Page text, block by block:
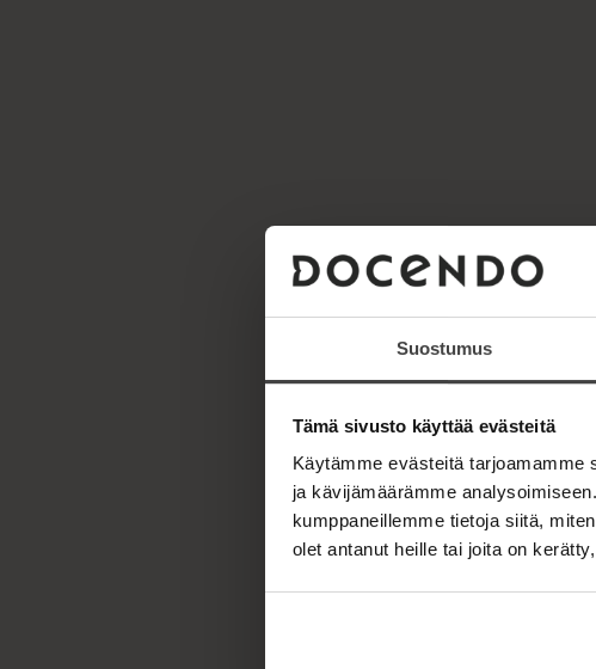
Suostumus
Tämä sivusto käyttää evästeitä
Käytämme evästeitä tarjoamamme
ja kävijämäärämme
kumppaneillemme tietoja siitä,
olet antanut heille tai joita on